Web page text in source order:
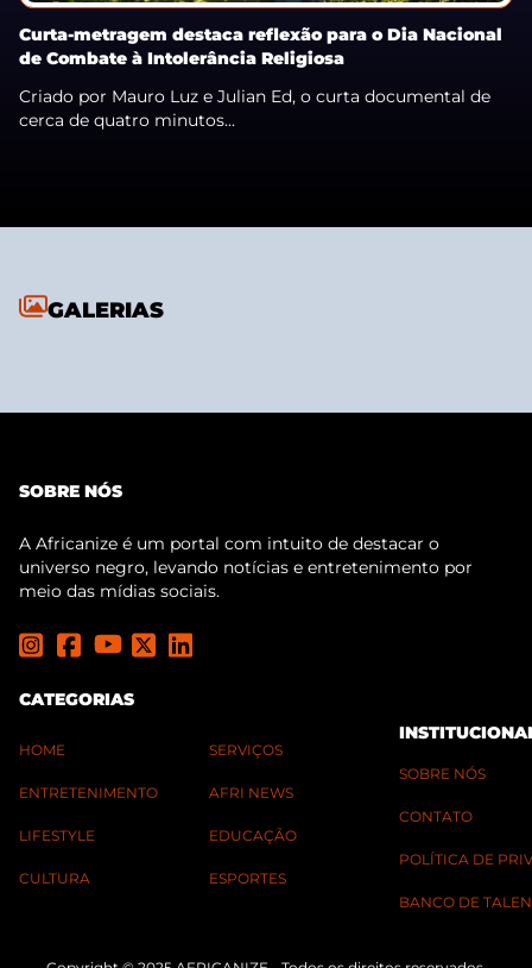
Curta-metragem destaca reflexão para o Dia Nacional
de Combate à Intolerância Religiosa
Criado por Mauro Luz e Julian Ed, o curta documental de
cerca de quatro minutos...
GALERIAS
SOBRE NÓS
A Africanize é um portal com intuito de destacar o
universo negro, levando notícias e entretenimento por
meio das mídias sociais.
CATEGORIAS
HOME
ENTRETENIMENTO
LIFESTYLE
CULTURA
SERVIÇOS
AFRI NEWS
EDUCAÇÃO
ESPORTES
SOBRE NÓS
CONTATO
POLÍTICA DE
BANCO DE